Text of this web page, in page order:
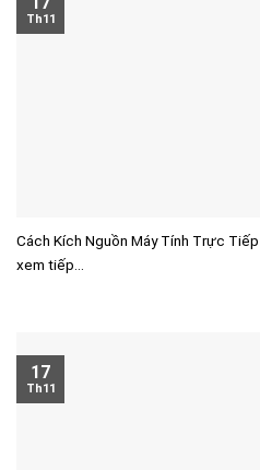
Cách Kích Nguồn Máy Tính Trực
xem tiếp...
Th11
17
Th11